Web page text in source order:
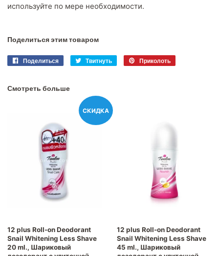
используйте по мере необходимости.
Поделиться этим товаром
Поделиться
ПоделитьсяТвитнуть
ТвитнутьПриколоть
Смотреть больше
СКИДКА
12 plus Roll-on Deodorant
Snail Whitening Less Shave
20 ml., Шариковый
12 plus Roll-on Deodorant
Snail Whitening Less Shave
45 ml., Шариковый